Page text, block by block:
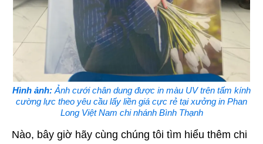
Hình ảnh: Ảnh cưới chân dung được in màu UV trên tấm kính
cường lực theo yêu cầu lấy liền giá cực rẻ tại xưởng in Phan
Long Việt Nam chi nhánh Bình Thạnh
Nào, bây giờ hãy cùng chúng tôi tìm hiểu thêm chi